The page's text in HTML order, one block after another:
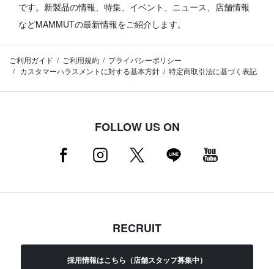
です。 新製品の情報、特集、イベント、ニュース、店舗情報
などMAMMUTの最新情報をご紹介します。
ご利用ガイド ご利用規約
プライバシーポリシー
カスタマーハラスメントに対する基本方針
特定商取引法に基づく表記
FOLLOW US ON
RECRUIT
採用情報はこちら（店舗スタッフ募集中）